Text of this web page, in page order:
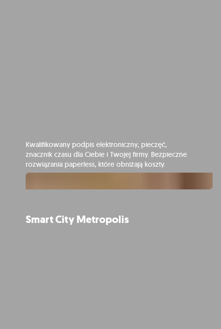
Kwalifikowany podpis elektroniczny, pieczęć,
znacznik czasu dla Ciebie i Twojej firmy. Bezpieczne
rozwiązania paperless, które obniżają koszty.
Smart City Metropolis